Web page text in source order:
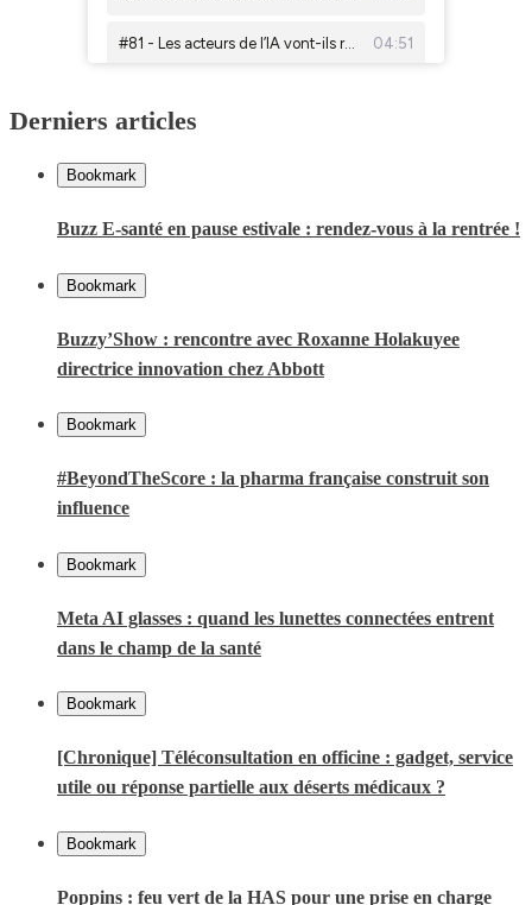
Derniers articles
Bookmark
Buzz E-santé en pause estivale : rendez-vous à la rentrée !
Bookmark
Buzzy’Show : rencontre avec Roxanne Holakuyee
directrice innovation chez Abbott
Bookmark
#BeyondTheScore : la pharma française construit son
influence
Bookmark
Meta AI glasses : quand les lunettes connectées entrent
dans le champ de la santé
Bookmark
[Chronique] Téléconsultation en officine : gadget, service
utile ou réponse partielle aux déserts médicaux ?
Bookmark
Poppins : feu vert de la HAS pour une prise en charge